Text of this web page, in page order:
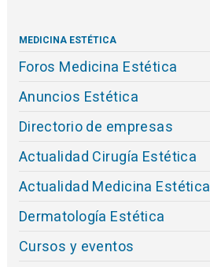
MEDICINA ESTÉTICA
Foros Medicina Estética
Anuncios Estética
Directorio de empresas
Actualidad Cirugía Estética
Actualidad Medicina Estética
Dermatología Estética
Cursos y eventos